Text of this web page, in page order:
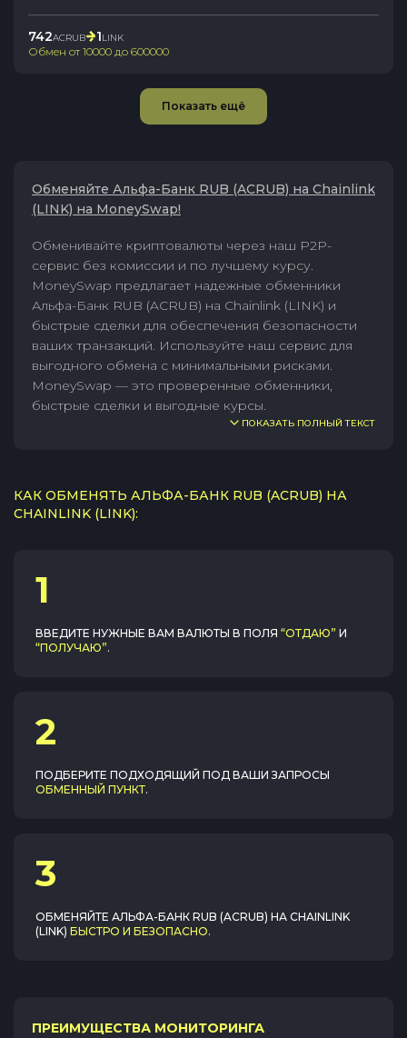
742ACRUB 1LINK
Обмен от10000 до 600000
Показать ещё
Обменяйте Альфа-Банк RUB (ACRUB) на Chainlink
(LINK) на MoneySwap!
Обменивайте криптовалюты через наш P2P-
сервис без комиссии и по лучшему курсу.
MoneySwap предлагает надежные обменники
Альфа-Банк RUB (ACRUB) на Chainlink (LINK) и
быстрые сделки для обеспечения безопасности
ваших транзакций. Используйте наш сервис для
выгодного обмена с минимальными рисками.
MoneySwap — это проверенные обменники,
быстрые сделки и выгодные курсы.
ПОКАЗАТЬ ПОЛНЫЙ ТЕКСТ
КАК ОБМЕНЯТЬ АЛЬФА-БАНК RUB (ACRUB) НА
CHAINLINK (LINK):
1
ВВЕДИТЕ НУЖНЫЕ ВАМ ВАЛЮТЫ В ПОЛЯ “ОТДАЮ” И
“ПОЛУЧАЮ”.
2
ПОДБЕРИТЕ ПОДХОДЯЩИЙ ПОД ВАШИ ЗАПРОСЫ
ОБМЕННЫЙ ПУНКТ.
3
ОБМЕНЯЙТЕ АЛЬФА-БАНК RUB (ACRUB) НА CHAINLINK
(LINK) БЫСТРО И БЕЗОПАСНО.
ПРЕИМУЩЕСТВА МОНИТОРИНГА